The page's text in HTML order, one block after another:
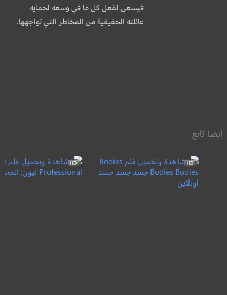
فيسعى لفعل كل ما في وسعه لحماية
عائلته الحقيقية من المخاطر التي تواجهها.
ايضا تابع